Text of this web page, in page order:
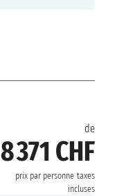
de
8 371 CHF
prix par personne taxes
incluses